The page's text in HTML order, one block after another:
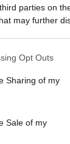
parties on
may further
app uses one
behaviour.
and its
purposes
Opt Outs
Sharing of my
Sale of my
για
Εύβοια: